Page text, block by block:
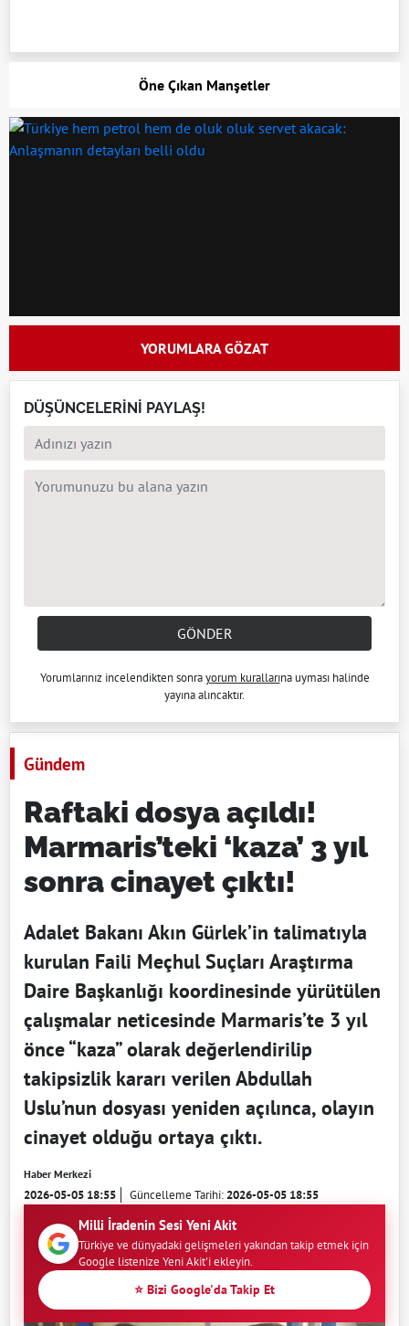
Öne Çıkan Manşetler
YORUMLARA GÖZAT
DÜŞÜNCELERİNİ PAYLAŞ!
GÖNDER
Yorumlarınız incelendikten sonrayorum kurallarına uyması halinde
yayına alıncaktır.
Gündem
Raftaki dosya açıldı!
Marmaris’teki ‘kaza’ 3 yıl
sonra cinayet çıktı!
Adalet Bakanı Akın Gürlek’in talimatıyla
kurulan Faili Meçhul Suçları Araştırma
Daire Başkanlığı koordinesinde yürütülen
çalışmalar neticesinde Marmaris’te 3 yıl
önce “kaza” olarak değerlendirilip
takipsizlik kararı verilen Abdullah
Uslu’nun dosyası yeniden açılınca, olayın
cinayet olduğu ortaya çıktı.
Haber Merkezi
2026-05-05 18:55 Güncelleme Tarihi:2026-05-05 18:55
Milli İradenin Sesi Yeni Akit
Türkiye ve dünyadaki gelişmeleri yakından takip etmek için
Google listenize Yeni Akit'i ekleyin.
⭐ Bizi Google'da Takip Et